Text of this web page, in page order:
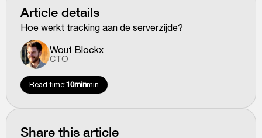
Article details
Hoe werkt tracking aan de serverzijde?
Wout Blockx
CTO
Read time:10minmin
Share this article